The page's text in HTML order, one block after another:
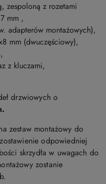
zespoloną z rozetami
mm ,
adapterów montażowych),
mm (dwuczęściowy),
z kluczami,
drzwiowych o
zestaw montażowy do
odpowiedniej
skrzydła w uwagach do
zostanie